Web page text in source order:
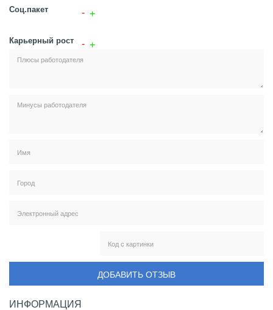
Соц.пакет
Карьерный рост
ДОБАВИТЬ ОТЗЫВ
ИНФОРМАЦИЯ